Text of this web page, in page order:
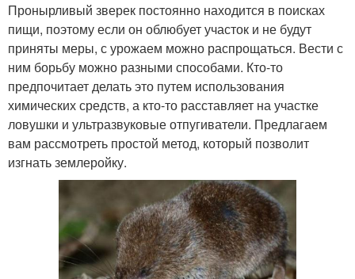
Пронырливый зверек постоянно находится в поисках
пищи, поэтому если он облюбует участок и не будут
приняты меры, с урожаем можно распрощаться. Вести с
ним борьбу можно разными способами. Кто-то
предпочитает делать это путем использования
химических средств, а кто-то расставляет на участке
ловушки и ультразвуковые отпугиватели. Предлагаем
вам рассмотреть простой метод, который позволит
изгнать землеройку.